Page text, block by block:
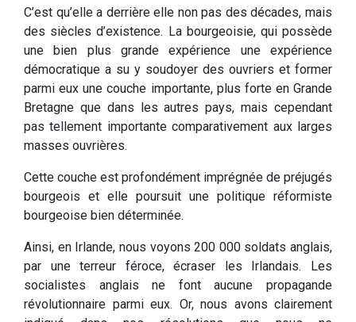
C’est qu’elle a derrière elle non pas des décades, mais
des siècles d’existence. La bourgeoisie, qui possède
une bien plus grande expérience une expérience
démocratique a su y soudoyer des ouvriers et former
parmi eux une couche importante, plus forte en Grande
Bretagne que dans les autres pays, mais cependant
pas tellement importante comparativement aux larges
masses ouvrières.
Cette couche est profondément imprégnée de préjugés
bourgeois et elle poursuit une politique réformiste
bourgeoise bien déterminée.
Ainsi, en Irlande, nous voyons 200 000 soldats anglais,
par une terreur féroce, écraser les Irlandais. Les
socialistes anglais ne font aucune propagande
révolutionnaire parmi eux. Or, nous avons clairement